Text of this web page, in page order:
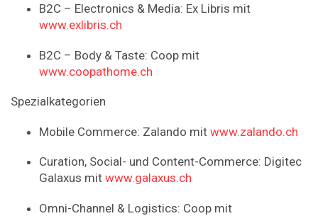
B2C – Electronics & Media: Ex Libris mit
www.exlibris.ch
B2C – Body & Taste: Coop mit
www.coopathome.ch
Spezialkategorien
Mobile Commerce: Zalando mit www.zalando.ch
Curation, Social- und Content-Commerce: Digitec
Galaxus mit www.galaxus.ch
Omni-Channel & Logistics: Coop mit